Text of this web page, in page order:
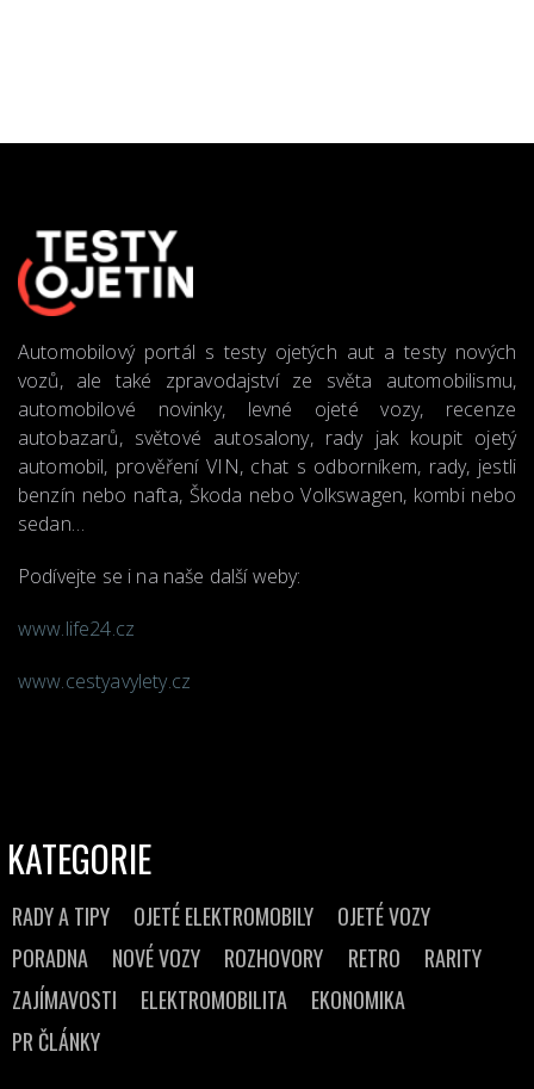
Automobilový portál s testy ojetých aut a testy nových
vozů, ale také zpravodajství ze světa automobilismu,
automobilové novinky, levné ojeté vozy, recenze
autobazarů, světové autosalony, rady jak koupit ojetý
automobil, prověření VIN, chat s odborníkem, rady, jestli
benzín nebo nafta, Škoda nebo Volkswagen, kombi nebo
sedan…
Podívejte se i na naše další weby:
www.life24.cz
www.cestyavylety.cz
KATEGORIE
RADY A TIPY OJETÉ ELEKTROMOBILY
OJETÉ VOZY
PORADNA
NOVÉ VOZY ROZHOVORY RETRO
RARITY
ZAJÍMAVOSTI
ELEKTROMOBILITA
EKONOMIKA
PR ČLÁNKY